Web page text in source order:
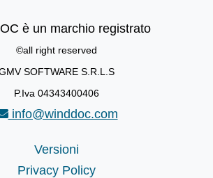
è un marchio registrato
©all right reserved
SOFTWARE S.R.L.S
P.Iva 04343400406
info@winddoc.com
Versioni
Privacy Policy